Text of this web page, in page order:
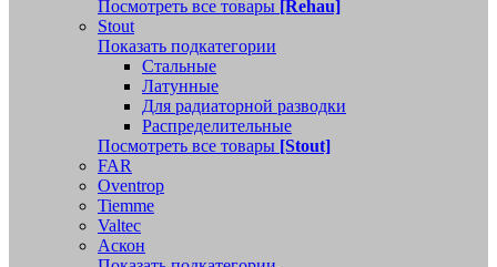
Посмотреть все товары [Rehau]
Stout
Показать подкатегории
Стальные
Латунные
Для радиаторной разводки
Распределительные
Посмотреть все товары [Stout]
FAR
Oventrop
Tiemme
Valtec
Аскон